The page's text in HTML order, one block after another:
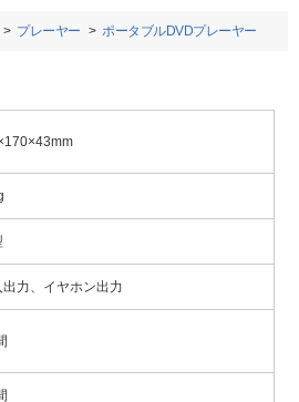
プレーヤー ポータブルDVDプレーヤー
出力、イヤホン出力